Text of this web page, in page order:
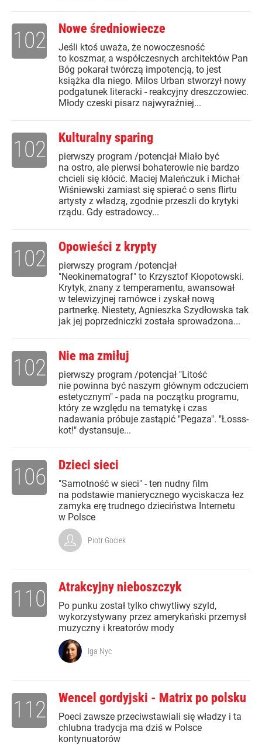
Nowe średniowiecze
Jeśli ktoś uważa, że nowoczesność
to koszmar, a współczesnych architektów Pan
Bóg pokarał twórczą impotencją, to jest
książka dla niego. Milos Urban stworzył nowy
podgatunek literacki - reakcyjny dreszczowiec.
Młody czeski pisarz najwyraźniej...
102
Kulturalny sparing
pierwszy program /potencjał Miało być
na ostro, ale pierwsi bohaterowie nie bardzo
chcieli się kłócić. Maciej Maleńczuk i Michał
Wiśniewski zamiast się spierać o sens flirtu
artysty z władzą, zgodnie przeszli do krytyki
rządu. Gdy estradowcy...
102
Opowieści z krypty
pierwszy program /potencjał
"Neokinematograf" to Krzysztof Kłopotowski.
Krytyk, znany z temperamentu, awansował
w telewizyjnej ramówce i zyskał nową
partnerkę. Niestety, Agnieszka Szydłowska tak
jak jej poprzedniczki została sprowadzona...
102
Nie ma zmiłuj
pierwszy program /potencjał "Litość
nie powinna być naszym głównym odczuciem
estetycznym" - pada na początku programu,
który ze względu na tematykę i czas
nadawania próbuje zastąpić "Pegaza". "Łosss-
kot!" dystansuje...
102
Dzieci sieci
"Samotność w sieci" - ten nudny film
na podstawie manierycznego wyciskacza łez
zamyka erę trudnego dzieciństwa Internetu
w Polsce
106
Piotr Gociek
Atrakcyjny nieboszczyk
Po punku został tylko chwytliwy szyld,
wykorzystywany przez amerykański przemysł
muzyczny i kreatorów mody
110
Iga Nyc
Wencel gordyjski - Matrix po polsku
Poeci zawsze przeciwstawiali się władzy i ta
chlubna tradycja ma dziś w Polsce
kontynuatorów
112